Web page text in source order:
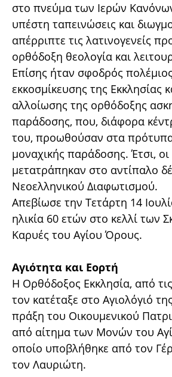
στο πνεύμα των Ιερών
υπέστη ταπεινώσεις και
απέρριπτε τις λατινογενείς
ορθόδοξη θεολογία και
Επίσης ήταν σφοδρός
εκκοσμίκευσης της Εκκλησίας
αλλοίωσης της ορθόδοξης
παράδοσης, που, διάφορα
του, προωθούσαν στα πρότυπα
μοναχικής παράδοσης. Έτσι,
μετατράπηκαν στο αντίπαλο
Νεοελληνικού Διαφωτισμού.
Απεβίωσε την Τετάρτη 14
ηλικία 60 ετών στο κελλί των
Καρυές του Αγίου Όρους.
Αγιότητα και Εορτή
Η Ορθόδοξος Εκκλησία, από
τον κατέταξε στο Αγιολόγιό
πράξη του Οικουμενικού
από αίτημα των Μονών του
οποίο υποβλήθηκε από τον
τον Λαυριώτη.